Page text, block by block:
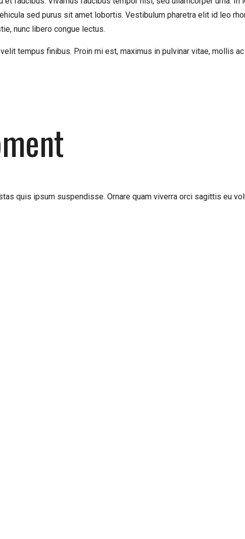
sed purus sit amet lobortis. Vestibulum pharetra elit id leo
nunc libero congue lectus.
tempus finibus. Proin mi est, maximus in pulvinar vitae, mollis
quis ipsum suspendisse. Ornare quam viverra orci sagittis eu